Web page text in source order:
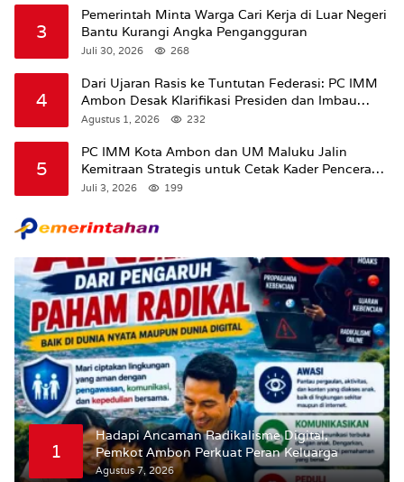
3
Pemerintah Minta Warga Cari Kerja di Luar Negeri
Bantu Kurangi Angka Pengangguran
Juli 30, 2026 268
4
Dari Ujaran Rasis ke Tuntutan Federasi: PC IMM
Ambon Desak Klarifikasi Presiden dan Imbau
Tunda Pengibaran Bendera Merah Putih Di
Agustus 1, 2026 232
5
PC IMM Kota Ambon dan UM Maluku Jalin
Kemitraan Strategis untuk Cetak Kader Pencerah
Bangsa “Membangun Peradaban dari Kampus”
Juli 3, 2026 199
1
Hadapi Ancaman Radikalisme Digital,
Pemkot Ambon Perkuat Peran Keluarga
Agustus 7, 2026